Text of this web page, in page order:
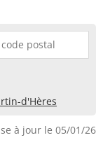
d'Hères
à jour le 05/01/26